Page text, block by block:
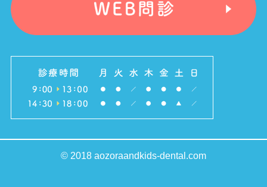
© 2018 aozoraandkids-dental.com